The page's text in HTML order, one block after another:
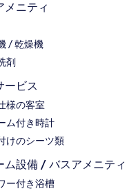
メニティ
/ 乾燥機
剤
ービス
様の客室
ム付き時計
けのシーツ類
ム設備 / バスアメニティ
ー付き浴槽